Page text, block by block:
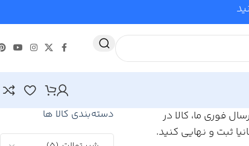
فوری ما، کالا در
ثبت و نهایی کنید.
دسته‌بندی کالا ها